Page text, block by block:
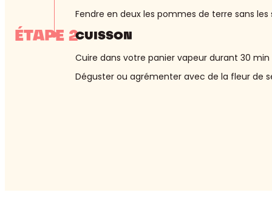
Fendre en deux les pommes de terre sans
ÉTAPE 2CUISSON
Cuire dans votre panier vapeur durant 30 min
Déguster ou agrémenter avec de la fleur de